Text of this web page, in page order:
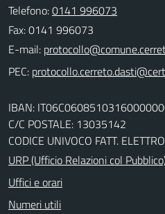
Telefono:0141 996073
Fax: 0141 996073
E-mail:
PEC:
IBAN:
C/C POSTALE: 13035142
CODICE UNIVOCO FATT.
URP (Ufficio Relazioni col
Uffici e orari
Numeri utili